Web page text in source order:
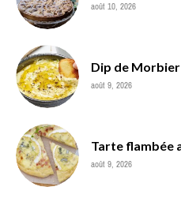
août 10, 2026
Dip de
août 9, 2026
Tarte flambée
août 9, 2026